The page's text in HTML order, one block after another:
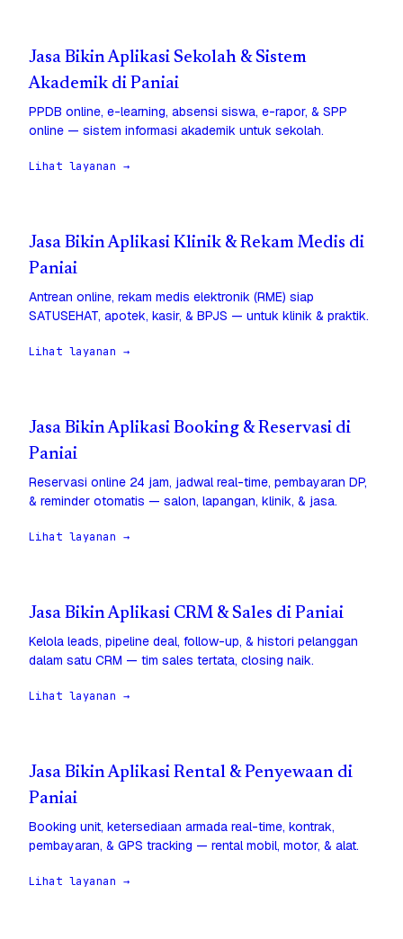
Jasa Bikin Aplikasi Sekolah & Sistem
Akademik di Paniai
PPDB online, e-learning, absensi siswa, e-rapor, & SPP
online — sistem informasi akademik untuk sekolah.
Lihat layanan →
Jasa Bikin Aplikasi Klinik & Rekam Medis di
Paniai
Antrean online, rekam medis elektronik (RME) siap
SATUSEHAT, apotek, kasir, & BPJS — untuk klinik & praktik.
Lihat layanan →
Jasa Bikin Aplikasi Booking & Reservasi di
Paniai
Reservasi online 24 jam, jadwal real-time, pembayaran DP,
& reminder otomatis — salon, lapangan, klinik, & jasa.
Lihat layanan →
Jasa Bikin Aplikasi CRM & Sales di Paniai
Kelola leads, pipeline deal, follow-up, & histori pelanggan
dalam satu CRM — tim sales tertata, closing naik.
Lihat layanan →
Jasa Bikin Aplikasi Rental & Penyewaan di
Paniai
Booking unit, ketersediaan armada real-time, kontrak,
pembayaran, & GPS tracking — rental mobil, motor, & alat.
Lihat layanan →